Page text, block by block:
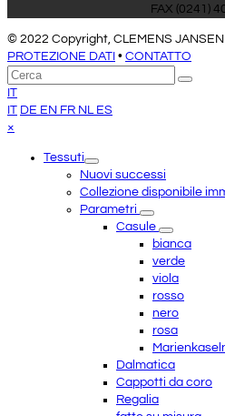
FAX (0241)
© 2022 Copyright, CLEMENS JANSEN
PROTEZIONE DATI • CONTATTO
Torna
in
cima
Cerca
Invia
IT
IT DE EN FR NL ES
×
menuTessuti
Nuovi successi
Collezione disponibile
Parametri
Casule
bianca
verde
viola
rosso
nero
rosa
Dalmatica
Cappotti da coro
Regalia